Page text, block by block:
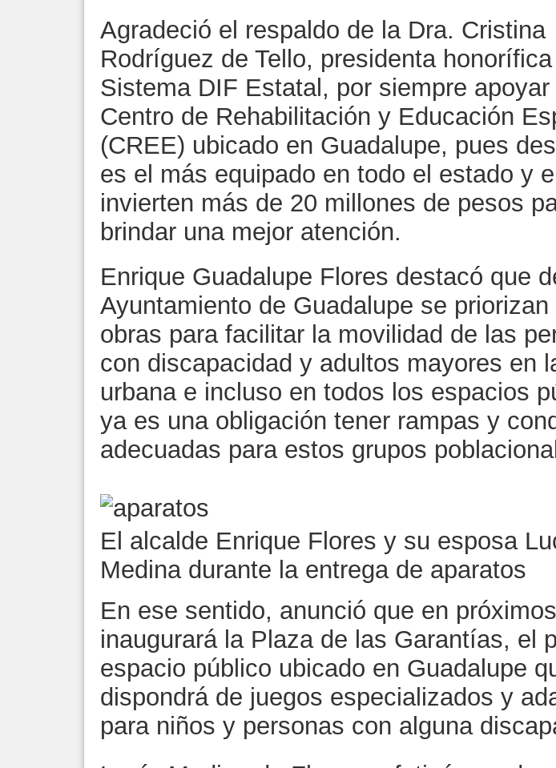
Agradeció el respaldo de la Dra. Cristina
Rodríguez de Tello, presidenta honorífica
Sistema DIF Estatal, por siempre apoyar
Centro de Rehabilitación y Educación
(CREE) ubicado en Guadalupe, pues
es el más equipado en todo el estado y
invierten más de 20 millones de pesos
brindar una mejor atención.
Enrique Guadalupe Flores destacó que
Ayuntamiento de Guadalupe se priorizan
obras para facilitar la movilidad de las
con discapacidad y adultos mayores en
urbana e incluso en todos los espacios
ya es una obligación tener rampas y
adecuadas para estos grupos
El alcalde Enrique Flores y su esposa
Medina durante la entrega de aparatos
En ese sentido, anunció que en
inaugurará la Plaza de las Garantías, el
espacio público ubicado en Guadalupe
dispondrá de juegos especializados y
para niños y personas con alguna